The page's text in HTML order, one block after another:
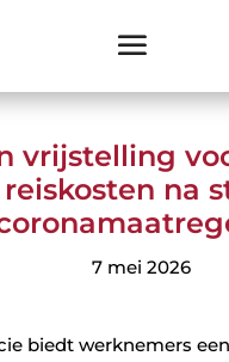
vrijstelling
reiskosten na
7 mei 2026
biedt werknemers